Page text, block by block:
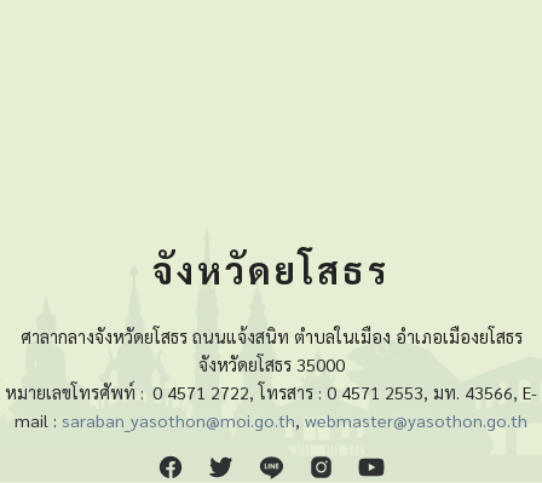
จังหวัดยโสธร
ศาลากลางจังหวัดยโสธร ถนนแจ้งสนิท ตำบลในเมือง อำเภอเมืองยโสธร
จังหวัดยโสธร 35000
หมายเลขโทรศัพท์ : 0 4571 2722, โทรสาร : 0 4571 2553, มท. 43566, E-
mail : saraban_yasothon@moi.go.th, webmaster@yasothon.go.th